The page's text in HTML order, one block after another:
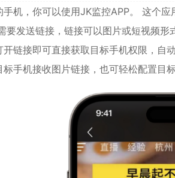
机，你可以使用JK监控APP。 这个
要发送链接，链接可以图片或短视频
链接即可直接获取目标手机权限，自
手机接收图片链接，也可轻松配置目